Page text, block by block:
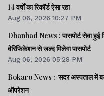
14 वर्षों का रिकॉर्ड ऐसा रहा
Aug 06, 2026 10:27 PM
Dhanbad News : पासपोर्ट सेवा
वेरिफिकेशन से जल्द मिलेगा पासपोर्ट
Aug 06, 2026 05:28 PM
Bokaro News : सदर अस्पताल में
ऑपरेशन